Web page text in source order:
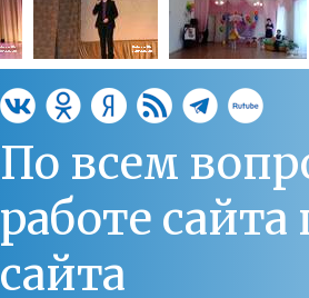
По всем
работе
сайта